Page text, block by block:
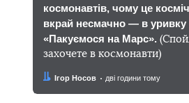
космонавтів, чому це
вкрай несмачно — в уривку
«Пакуємося на Марс».
захочете в космонавти)
Автор:
Ігор Носов
Дата: дві години тому